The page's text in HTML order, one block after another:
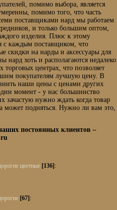
помимо выбора, является
помимо того, что часть
поставщиками нард мы работаем
и только большим оптом,
изделия. Плюс к этому
с каждым поставщиком, что
скидки на нарды и аксессуары для
хоть и располагаются недалеко
торговых центрах, что позволяет
покупателям лучшую цену. В
наши цены с ценами других
момент - у нас большинство
зачастую нужно ждать когда товар
может подняться. Нужно ли вам это,
постоянных клиентов –
цветные [136] :
[67] :